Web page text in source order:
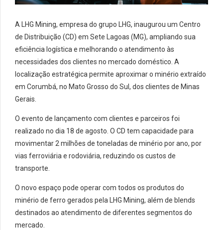
A LHG Mining, empresa do grupo LHG, inaugurou um Centro
de Distribuição (CD) em Sete Lagoas (MG), ampliando sua
eficiência logística e melhorando o atendimento às
necessidades dos clientes no mercado doméstico. A
localização estratégica permite aproximar o minério extraído
em Corumbá, no Mato Grosso do Sul, dos clientes de Minas
Gerais.
O evento de lançamento com clientes e parceiros foi
realizado no dia 18 de agosto. O CD tem capacidade para
movimentar 2 milhões de toneladas de minério por ano, por
vias ferroviária e rodoviária, reduzindo os custos de
transporte.
O novo espaço pode operar com todos os produtos do
minério de ferro gerados pela LHG Mining, além de blends
destinados ao atendimento de diferentes segmentos do
mercado.